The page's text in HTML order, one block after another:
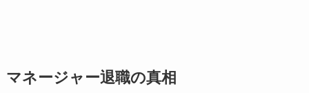
マネージャー退職の真相